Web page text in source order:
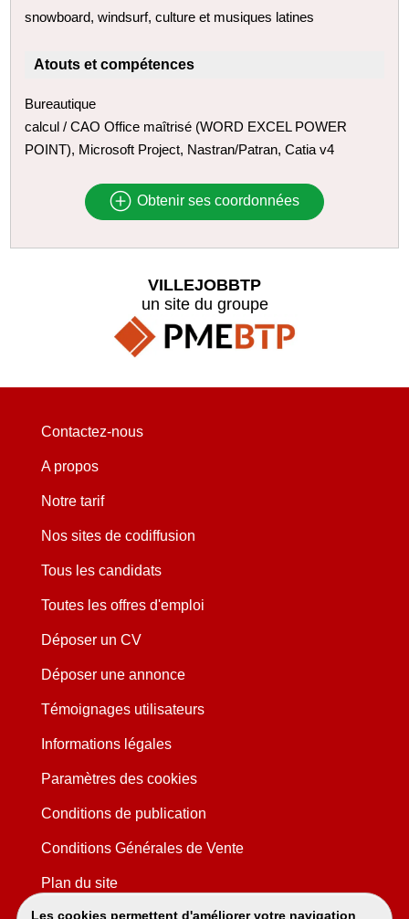
snowboard, windsurf, culture et musiques latines
Atouts et compétences
Bureautique
calcul / CAO Office maîtrisé (WORD EXCEL POWER
POINT), Microsoft Project, Nastran/Patran, Catia v4
Obtenir ses coordonnées
Les cookies permettent d'améliorer votre navigation
VILLEJOBBTP
un site du groupe
Contactez-nous
A propos
Notre tarif
Nos sites de codiffusion
Tous les candidats
Toutes les offres d'emploi
Déposer un CV
Déposer une annonce
Témoignages utilisateurs
Informations légales
Paramètres des cookies
Conditions de publication
Conditions Générales de Vente
Plan du site